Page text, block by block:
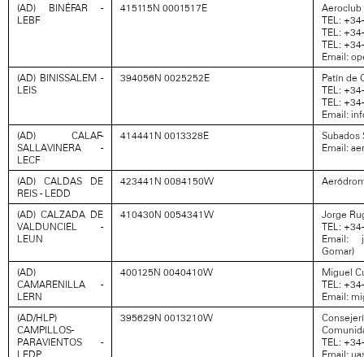
(AD) BINÉFAR -
LEBF
415115N 0001517E
Aeroclub
TEL:
TEL:
TEL:
Email:
(AD) BINISSALEM -
LEIS
394056N 0025252E
Patín de
TEL:
TEL:
Email:
(AD) CALAF-
SALLAVINERA -
LECF
414441N 0013328E
Subados
Email:
(AD) CALDAS DE
REIS - LEDD
423441N 0084150W
(AD) CALZADA DE
VALDUNCIEL -
LEUN
410430N 0054341W
Jorge
TEL:
Email:
Gomar)
(AD)
CAMARENILLA -
LERN
400125N 0040410W
Miguel
TEL:
Email:
(AD/HLP)
CAMPILLOS-
PARAVIENTOS -
LEDP
395629N 0013210W
TEL:
Email: